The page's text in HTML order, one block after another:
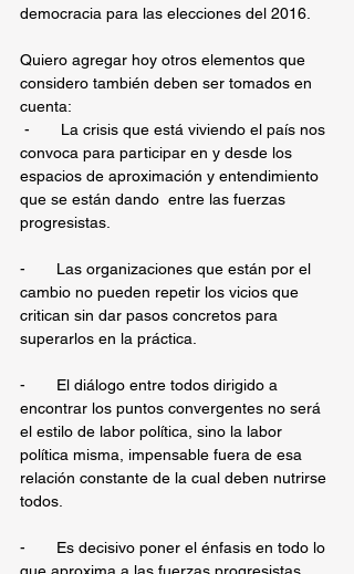
democracia para las elecciones del 2016.
Quiero agregar hoy otros elementos que
considero también deben ser tomados en
cuenta:
-       La crisis que está viviendo el país nos
convoca para participar en y desde los
espacios de aproximación y entendimiento
que se están dando  entre las fuerzas
progresistas.
-       Las organizaciones que están por el
cambio no pueden repetir los vicios que
critican sin dar pasos concretos para
superarlos en la práctica.
-       El diálogo entre todos dirigido a
encontrar los puntos convergentes no será
el estilo de labor política, sino la labor
política misma, impensable fuera de esa
relación constante de la cual deben nutrirse
todos.
-       Es decisivo poner el énfasis en todo lo